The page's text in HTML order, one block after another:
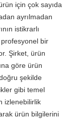
için çok sayıda
ayrılmadan
istikrarlı
bir
Şirket, ürün
göre ürün
şekilde
gibi temel
izlenebilirlik
ürün bilgilerini